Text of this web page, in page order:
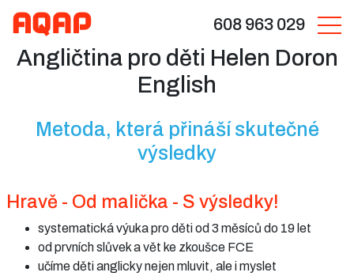
608 963 029
Angličtina pro děti Helen Doron
English
Metoda, která přináší skutečné
výsledky
Hravě - Od malička - S výsledky!
systematická výuka pro děti od 3 měsíců do 19 let
od prvních slůvek a vět ke zkoušce FCE
učíme děti anglicky nejen mluvit, ale i myslet